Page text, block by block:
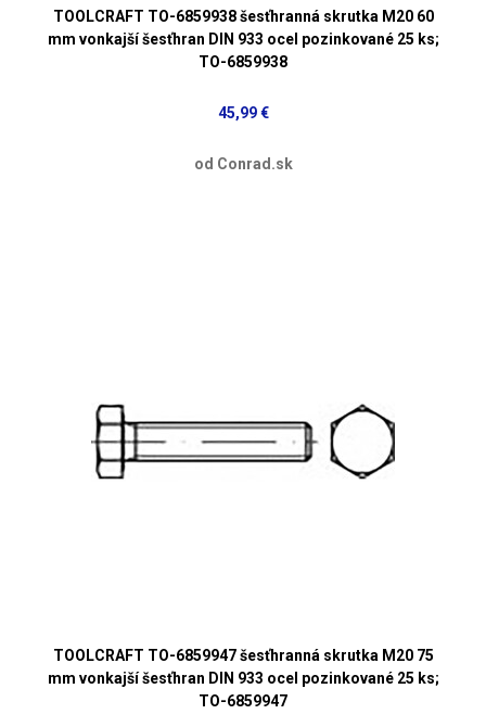
TOOLCRAFT TO-6859938 šesťhranná skrutka M20 60
mm vonkajší šesťhran DIN 933 ocel pozinkované 25 ks;
TO-6859938
45,99 €
od Conrad.sk
TOOLCRAFT TO-6859947 šesťhranná skrutka M20 75
mm vonkajší šesťhran DIN 933 ocel pozinkované 25 ks;
TO-6859947